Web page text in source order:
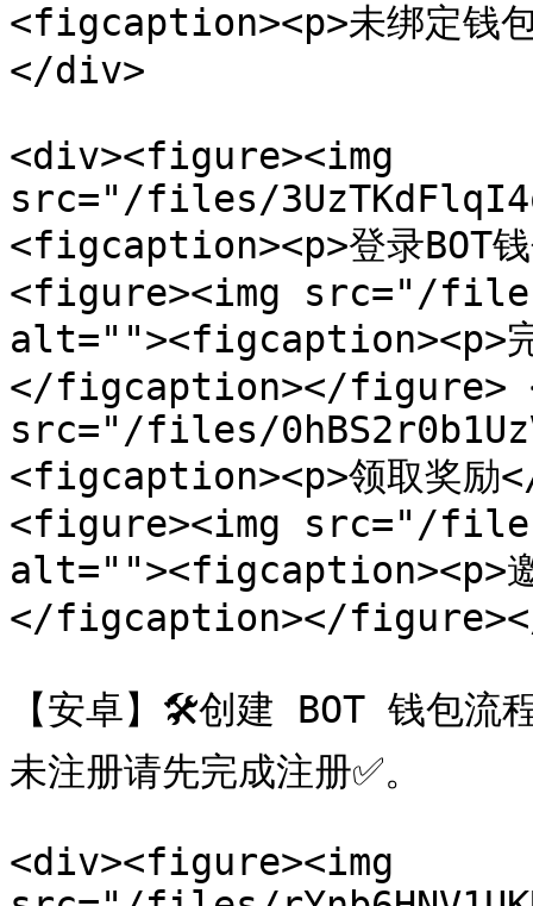
<figcaption><p>未绑定
</div>
<div><figure><img
src="/files/
<figcaption><p>登录
<figure><img src="/files/
alt=""><figcaption><p>完
</figcaption></figure>
src="/files/
<figcaption><p>领取奖
<figure><img src="/files/
alt=""><figcaption><p>邀
</figcaption></
【安卓】🛠创建 BOT 钱包
未注册请先完成注册✅。
<div><figure><img